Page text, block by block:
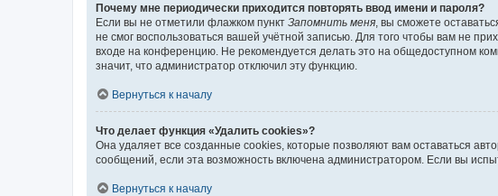
Почему мне периодически приходится повторять ввод имени и пароля?
Если вы не отметили флажком пункт Запомнить меня , вы сможете
не смог воспользоваться вашей учётной записью. Для того чтобы вам не
входе на конференцию. Не рекомендуется делать это на общедоступном
значит, что администратор отключил эту функцию.
Вернуться к началу
Что делает функция «Удалить cookies»?
Она удаляет все созданные cookies, которые позволяют вам оставаться
сообщений, если эта возможность включена администратором. Если вы
Вернуться к началу